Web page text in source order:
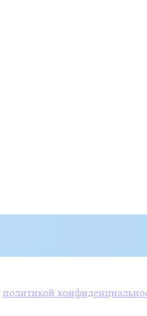
политикой